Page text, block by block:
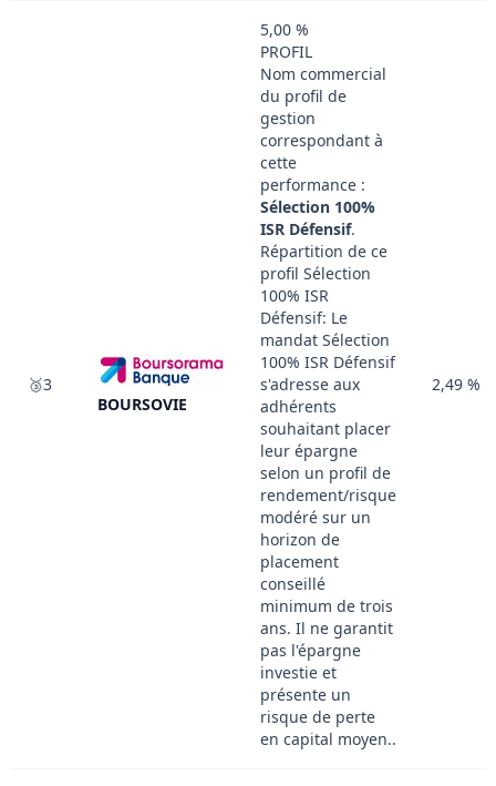
🥉3
BOURSOVIE
5,00 %
PROFIL
Nom commercial
du profil de
gestion
correspondant à
cette
performance :
Sélection 100%
ISR Défensif.
Répartition de ce
profil Sélection
100% ISR
Défensif: Le
mandat Sélection
100% ISR Défensif
s'adresse aux
adhérents
souhaitant placer
leur épargne
selon un profil de
rendement/risque
modéré sur un
horizon de
placement
conseillé
minimum de trois
ans. Il ne garantit
pas l'épargne
investie et
présente un
risque de perte
en capital moyen..
2,49 %